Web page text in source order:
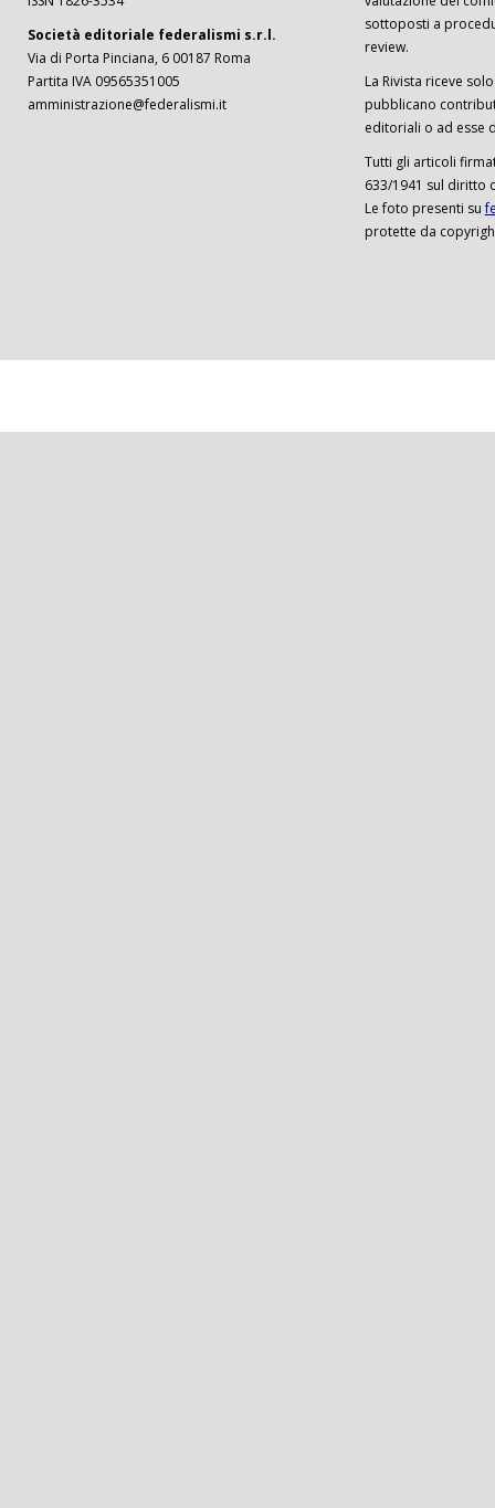
Società editoriale federalismi s.r.l.
Via di Porta Pinciana, 6 00187 Roma
Partita IVA 09565351005
amministrazione@federalismi.it
sottoposti a
review.
La Rivista riceve
pubblicano
editoriali o ad esse
Tutti gli articoli
633/1941 sul diritto
Le foto presenti su
protette da